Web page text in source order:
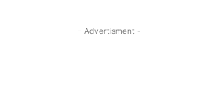
- Advertisment -